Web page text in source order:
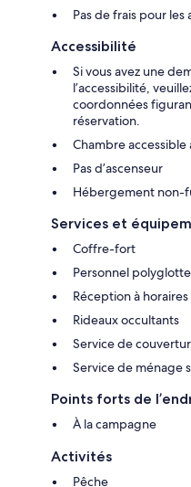
Pas de frais pour les
Accessibilité
Si vous avez une
l’accessibilité,
coordonnées
réservation.
Chambre
Pas d’ascenseur
Hébergement non-
Services et
Coffre-fort
Personnel polyglotte
Réception à
Rideaux occultants
Service de
Service de ménage
Points forts de
À la campagne
Activités
Pêche